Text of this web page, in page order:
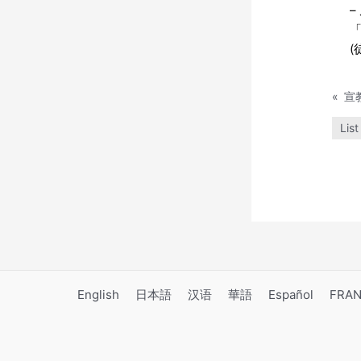
–
(
« 宣
List
English 日本語 汉语 華語 Español